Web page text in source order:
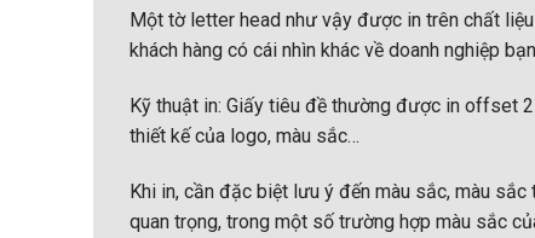
Một tờ letter head như vậy được in trên chất
khách hàng có cái nhìn khác về doanh nghiệp bạn
Kỹ thuật in: Giấy tiêu đề thường được in offset
thiết kế của logo, màu sắc…
Khi in, cần đặc biệt lưu ý đến màu sắc, màu
quan trọng, trong một số trường hợp màu sắc